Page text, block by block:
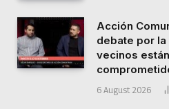
Acción
debate por
vecinos
6 August 2026